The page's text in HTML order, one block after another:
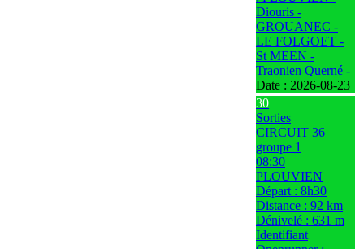
Diouris -
GROUANEC -
LE FOLGOET -
St MEEN -
Traonien Querné -
Date : 2026-08-23
30
Sorties
CIRCUIT 36
groupe 1
08:30
PLOUVIEN
Départ : 8h30
Distance : 92 km
Dénivelé : 631 m
Identifiant